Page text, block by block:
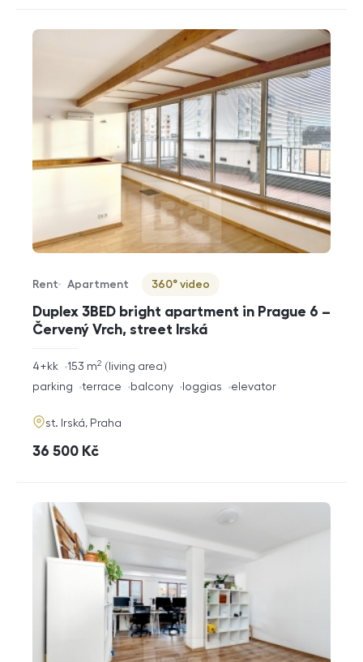
Duplex 3BED bright apartment in Prague 6 –
Červený Vrch, street Irská
Offer type
Rent
Property type
Apartment
Virtuální prohlídka
360° video
rozměry
4+kk living area
153 m2
funkce
parking terrace balcony loggias elevator
adresa
st. Irská, Praha
cena
36 500 Kč